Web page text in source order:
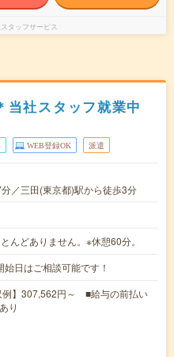
タッフサービス
当社スタッフ就業中
WEB登録OK 派遣
／三田(東京都)駅から徒歩3分
どありません。※休憩60分。
日はご相談可能です！
】307,562円～ ■給与の前払い
り